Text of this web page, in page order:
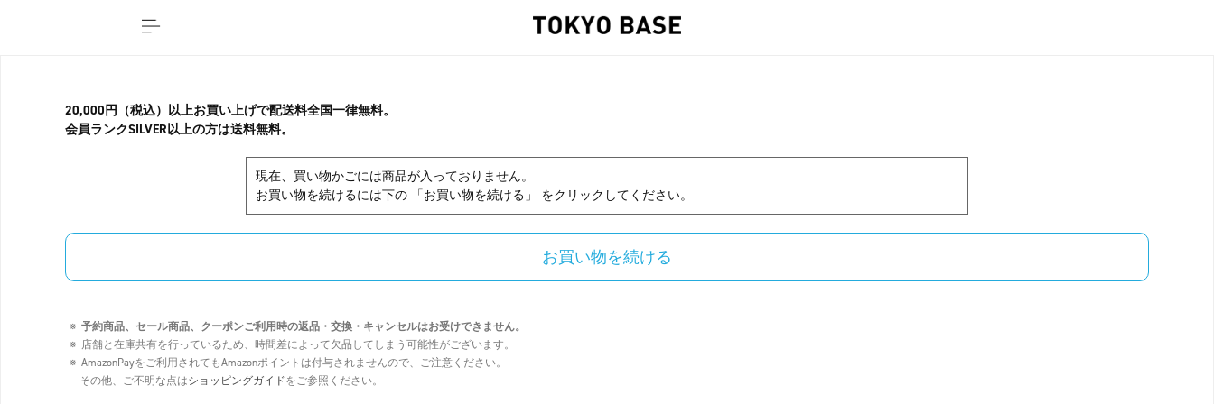
20,000円（税込）以上お買い上げで配送料全国一律無料。
会員ランクSILVER以上の方は送料無料。
現在、買い物かごには商品が入っておりません。
お買い物を続けるには下の 「お買い物を続ける」 をクリックしてください。
予約商品、セール商品、クーポンご利用時の返品・交換・キャンセルはお受けできません。
店舗と在庫共有を行っているため、時間差によって欠品してしまう可能性がございます。
AmazonPayをご利用されてもAmazonポイントは付与されませんので、ご注意ください。
その他、ご不明な点はショッピングガイドをご参照ください。